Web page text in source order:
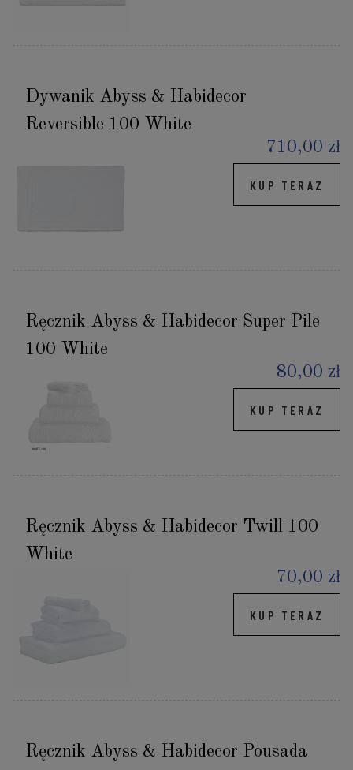
Dywanik Abyss & Habidecor
Reversible 100 White
710,00 zł
KUP TERAZ
Ręcznik Abyss & Habidecor Super Pile
100 White
80,00 zł
KUP TERAZ
Ręcznik Abyss & Habidecor Twill 100
White
70,00 zł
KUP TERAZ
Ręcznik Abyss & Habidecor Pousada